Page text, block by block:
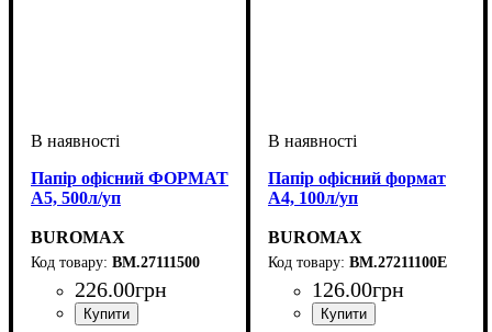
Папір офісний ФОРМАТ
А5, 500л/уп
BUROMAX
BM.27111500
226.00грн
Папір офісний формат
А4, 100л/уп
BUROMAX
BM.27211100E
126.00грн